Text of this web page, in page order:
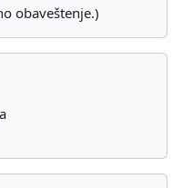
obaveštenje.)